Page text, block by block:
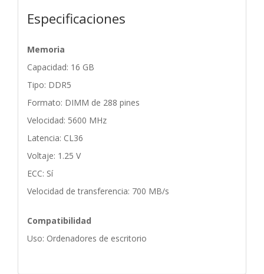
Especificaciones
Memoria
Capacidad: 16 GB
Tipo: DDR5
Formato: DIMM de 288 pines
Velocidad: 5600 MHz
Latencia: CL36
Voltaje: 1.25 V
ECC: Sí
Velocidad de transferencia: 700 MB/s
Compatibilidad
Uso: Ordenadores de escritorio